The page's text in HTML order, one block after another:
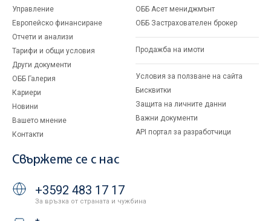
Управление
Европейско финансиране
Отчети и анализи
Тарифи и общи условия
Други документи
ОББ Галерия
Кариери
Новини
Вашето мнение
Контакти
ОББ Асет мениджмънт
ОББ Застрахователен брокер
Продажба на имоти
Условия за ползване на сайта
Бисквитки
Защита на личните данни
Важни документи
API портал за разработчици
Свържете се с нас
+3592 483 17 17
За връзка от страната и чужбина